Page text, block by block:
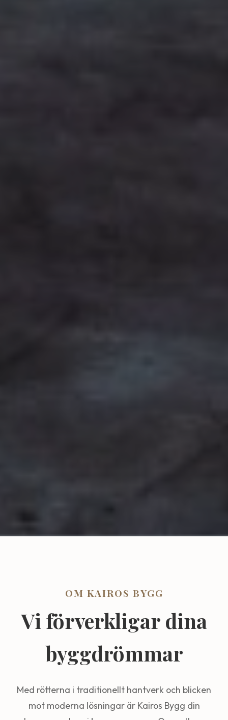
OM KAIROS BYGG
Vi förverkligar dina
byggdrömmar
Med rötterna i traditionellt hantverk och blicken
mot moderna lösningar är Kairos Bygg din